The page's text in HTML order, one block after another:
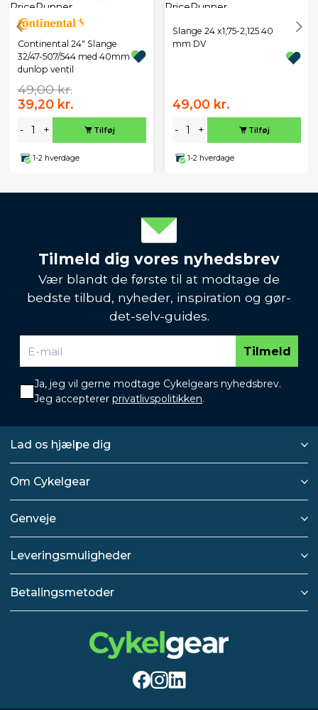
Continental 24" Slange
32/47-507/544 med 40mm
dunlop ventil
49,00 kr.
39,20 kr.
- + Tilføj
1-2 hverdage
Slange 24 x1,75-2,125 40
mm DV
49,00 kr.
- + Tilføj
1-2 hverdage
Tilmeld dig vores nyhedsbrev
Vær blandt de første til at modtage de
bedste tilbud, nyheder, inspiration og gør-
det-selv-guides.
Tilmeld
Ja, jeg vil gerne modtage Cykelgears nyhedsbrev.
Jeg accepterer privatlivspolitikken.
Lad os hjælpe dig
Om Cykelgear
Genveje
Leveringsmuligheder
Betalingsmetoder